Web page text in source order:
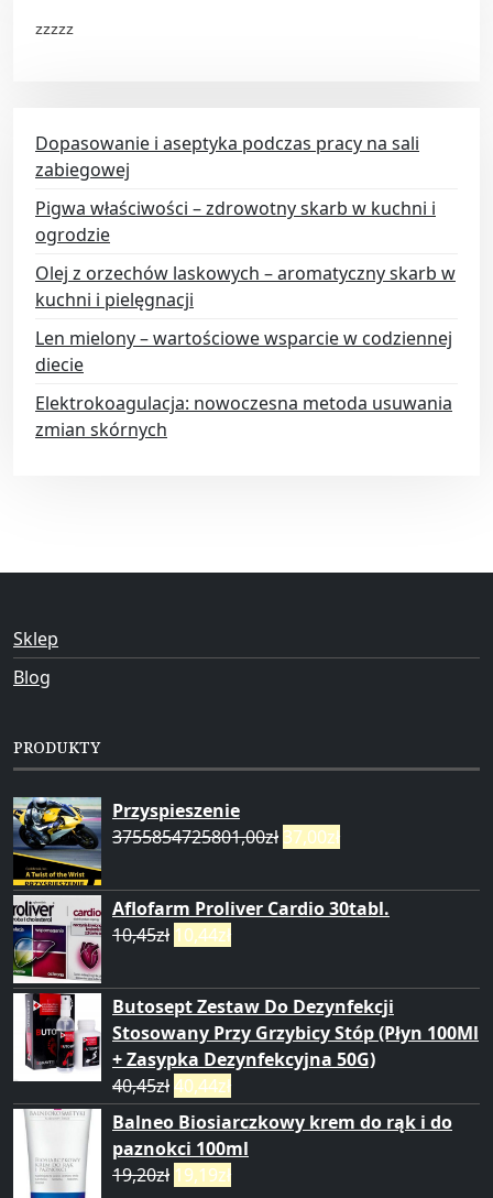
zzzzz
Dopasowanie i aseptyka podczas pracy na sali
zabiegowej
Pigwa właściwości – zdrowotny skarb w kuchni i
ogrodzie
Olej z orzechów laskowych – aromatyczny skarb w
kuchni i pielęgnacji
Len mielony – wartościowe wsparcie w codziennej
diecie
Elektrokoagulacja: nowoczesna metoda usuwania
zmian skórnych
Sklep
Blog
PRODUKTY
Przyspieszenie
3755854725801,00zł 37,00zł
Aflofarm Proliver Cardio 30tabl.
10,45zł 10,44zł
Butosept Zestaw Do Dezynfekcji
Stosowany Przy Grzybicy Stóp (Płyn 100Ml
+ Zasypka Dezynfekcyjna 50G)
40,45zł40,44zł
Balneo Biosiarczkowy krem do rąk i do
paznokci 100ml
19,20zł 19,19zł